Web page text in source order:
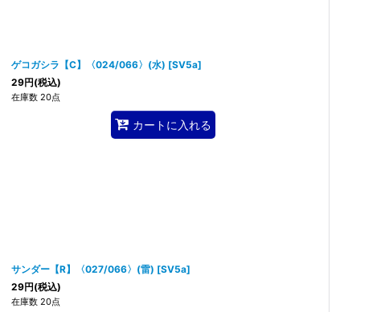
ゲコガシラ【C】〈024/066〉(水) [SV5a]
29円(税込)
在庫数 20点
カートに入れる
サンダー【R】〈027/066〉(雷) [SV5a]
29円(税込)
在庫数 20点